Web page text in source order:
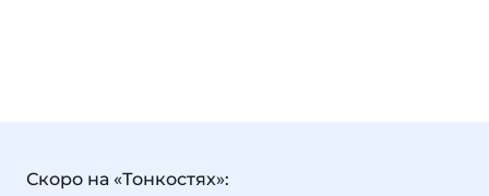
Скоро на «Тонкостях»: